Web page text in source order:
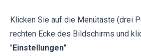
Klicken Sie auf die Menütaste (drei
rechten Ecke des Bildschirms und
"Einstellungen"